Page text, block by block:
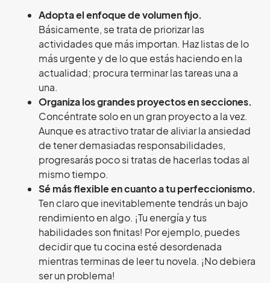
Adopta el enfoque de volumen fijo.
Básicamente, se trata de priorizar las
actividades que más importan. Haz listas de lo
más urgente y de lo que estás haciendo en la
actualidad; procura terminar las tareas una a
una.
Organiza los grandes proyectos en secciones.
Concéntrate solo en un gran proyecto a la vez.
Aunque es atractivo tratar de aliviar la ansiedad
de tener demasiadas responsabilidades,
progresarás poco si tratas de hacerlas todas al
mismo tiempo.
Sé más flexible en cuanto a tu perfeccionismo.
Ten claro que inevitablemente tendrás un bajo
rendimiento en algo. ¡Tu energía y tus
habilidades son finitas! Por ejemplo, puedes
decidir que tu cocina esté desordenada
mientras terminas de leer tu novela. ¡No debiera
ser un problema!